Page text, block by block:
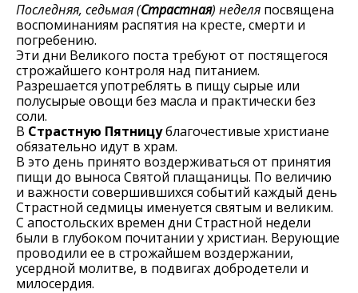
Последняя, седьмая (Страстная) неделя посвящена
воспоминаниям распятия на кресте, смерти и
погребению.
Эти дни Великого поста требуют от постящегося
строжайшего контроля над питанием.
Разрешается употреблять в пищу сырые или
полусырые овощи без масла и практически без
соли.
В Страстную Пятницублагочестивые христиане
обязательно идут в храм.
В это день принято воздерживаться от принятия
пищи до выноса Святой плащаницы. По величию
и важности совершившихся событий каждый день
Страстной седмицы именуется святым и великим.
С апостольских времен дни Страстной недели
были в глубоком почитании у христиан. Верующие
проводили ее в строжайшем воздержании,
усердной молитве, в подвигах добродетели и
милосердия.